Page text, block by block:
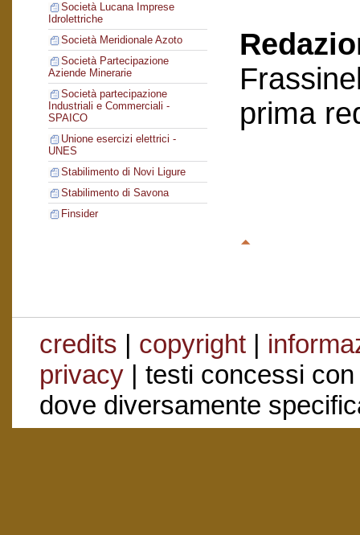
Società Lucana Imprese
Idrolettriche
Società Meridionale Azoto
Società Partecipazione
Aziende Minerarie
Società partecipazione
Industriali e Commerciali -
SPAICO
Unione esercizi elettrici -
UNES
Stabilimento di Novi Ligure
Stabilimento di Savona
Finsider
prima
credits | copyright|
privacy| testi concessi
dove diversamente